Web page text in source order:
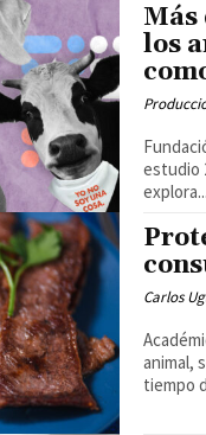
Más
los
estudio
explora...
Carlos
animal,
tiempo